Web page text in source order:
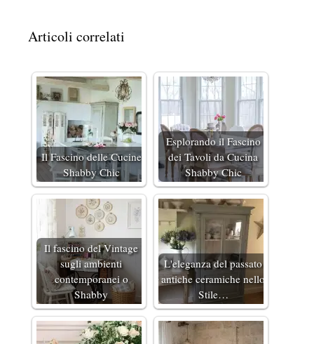
Articoli correlati
Il Fascino delle Cucine
Shabby Chic
Esplorando il Fascino
dei Tavoli da Cucina
Shabby Chic
Il fascino del Vintage
sugli ambienti
contemporanei o
Shabby
L'eleganza del passato
antiche ceramiche nello
Stile…